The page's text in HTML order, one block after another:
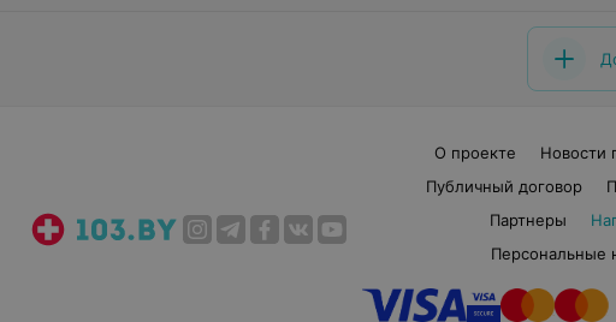
О проекте Новости
Публичный договор
Партнеры
Персональные